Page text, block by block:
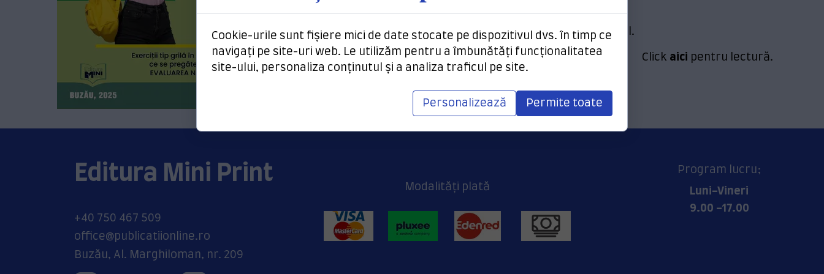
Date Contact autor: zamancatalinmihai@gmail.com
Pentru a achizitiona această publicație, vă rugăm contactați autorul.
Click aici pentru lectură.
Modalități plată
Program lucru;
Luni-Vineri
9.00 -17.00
Editura Mini Print
+40 750 467 509
office@publicatiionline.ro
Buzău, Al. Marghiloman, nr. 209
Cookie-urile sunt fișiere mici de date stocate pe dispozitivul dvs. în timp ce
navigați pe site-uri web. Le utilizăm pentru a îmbunătăți funcționalitatea
site-ului, personaliza conținutul și a analiza traficul pe site.
Personalizează Permite toate